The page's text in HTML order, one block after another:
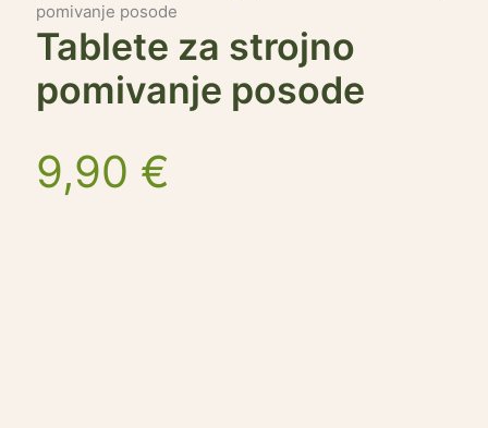
pomivanje posode
Tablete za strojno
pomivanje posode
9,90 €